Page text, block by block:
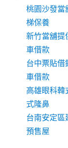
桃園沙發當
梯保養
新竹當舖提
車借款
台中票貼借
車借款
高雄眼科韓
式隆鼻
台南安定區
預售屋